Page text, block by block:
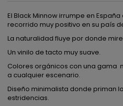
El Black Minnow irrumpe en España
recorrido muy positivo en su país
La naturalidad fluye por donde
Un vinilo de tacto muy suave.
Colores orgánicos con una gama
a cualquier escenario.
Diseño minimalista donde priman
estridencias.